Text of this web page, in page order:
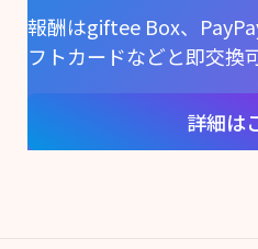
報酬はgiftee Box、
フトカードなどと即交換
詳細は